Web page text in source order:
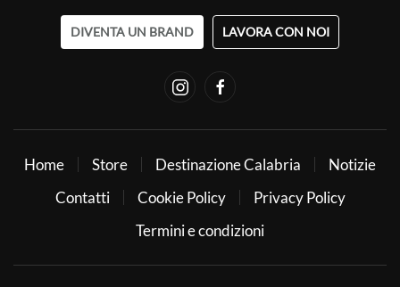
DIVENTA UN BRAND LAVORA CON NOI
Home Store Destinazione Calabria
Notizie
Contatti
Cookie Policy
Privacy Policy
Termini e condizioni